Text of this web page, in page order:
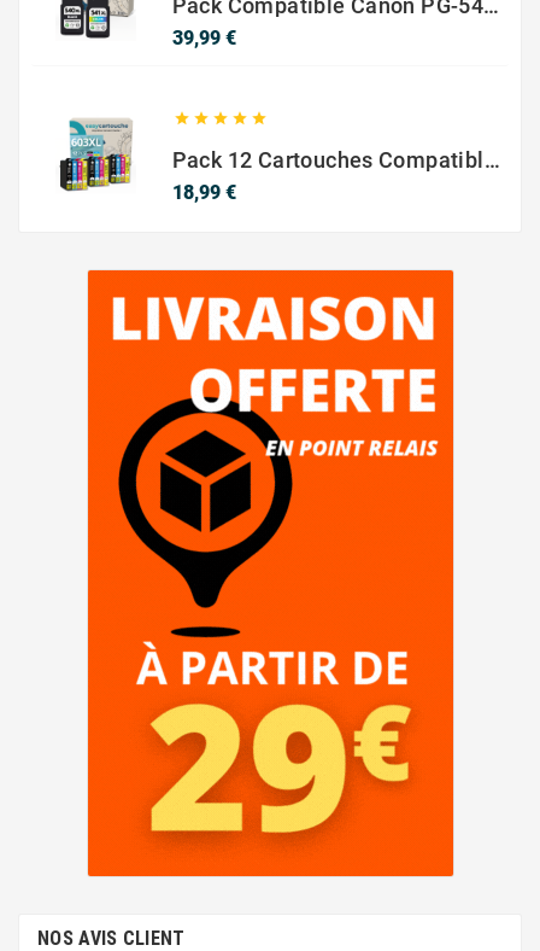
Pack Compatible Canon PG-540 XL / CL-541 XL – Noir & Couleur – Haute Capacité
39,99 €Prix
    
Pack 12 Cartouches Compatible EPSON 603XL
18,99 €Prix
NOS AVIS CLIENT